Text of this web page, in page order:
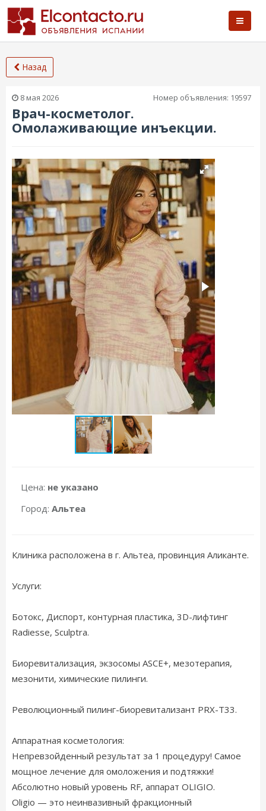
Назад
8 мая 2026 Номер объявления: 19597
Врач-косметолог.
Омолаживающие инъекции.
Цена: не указано
Город: Альтеа
Клиника расположена в г. Альтеа, провинция Аликанте.
Услуги:
Ботокс, Диспорт, контурная пластика, 3D-лифтинг
Radiesse, Sculptra.
Биоревитализация, экзосомы ASCE+, мезотерапия,
мезонити, химические пилинги.
Революционный пилинг-биоревитализант PRX-T33.
Аппаратная косметология:
Непревзойденный результат за 1 процедуру! Самое
мощное лечение для омоложения и подтяжки!
Абсолютно новый уровень RF, аппарат OLIGIO.
Oligio — это неинвазивный фракционный